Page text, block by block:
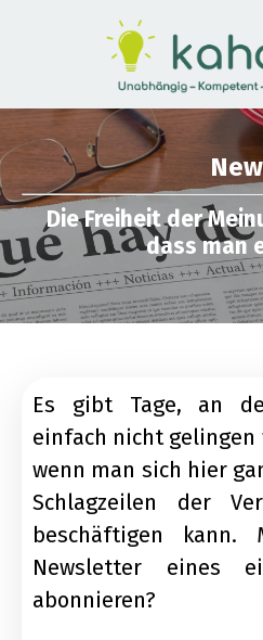
Die Freiheit der
dass man
Es gibt Tage, an
einfach nicht gelingen
wenn man sich hier
Schlagzeilen der
beschäftigen kann.
Newsletter eines
abonnieren?